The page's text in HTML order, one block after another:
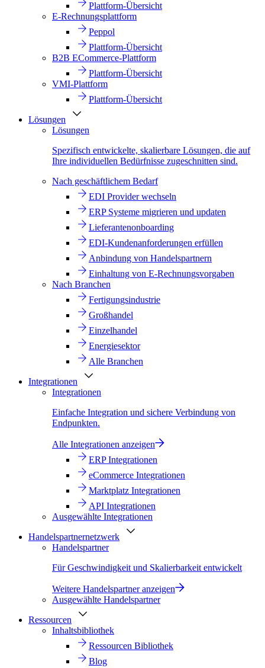
Plattform-Übersicht
E-Rechnungsplattform
Peppol
Plattform-Übersicht
B2B ECommerce-Plattform
Plattform-Übersicht
VMI-Plattform
Plattform-Übersicht
Lösungen
Lösungen
Spezifisch entwickelte, skalierbare Lösungen, die auf
Ihre individuellen Bedürfnisse zugeschnitten sind.
Nach geschäftlichem Bedarf
EDI Provider wechseln
ERP Systeme migrieren und updaten
Lieferantenonboarding
EDI-Kundenanforderungen erfüllen
Anbindung von Handelspartnern
Einhaltung von E-Rechnungsvorgaben
Nach Branchen
Fertigungsindustrie
Großhandel
Einzelhandel
Energiesektor
Alle Branchen
Integrationen
Integrationen
Einfache Integration und sichere Verbindung von
Endpunkten.
Alle Integrationen anzeigen
ERP Integrationen
eCommerce Integrationen
Marktplatz Integrationen
API Integrationen
Ausgewählte Integrationen
Handelspartnernetzwerk
Handelspartner
Für Geschwindigkeit und Skalierbarkeit entwickelt
Weitere Handelspartner anzeigen
Ausgewählte Handelspartner
Ressourcen
Inhaltsbibliothek
Ressourcen Bibliothek
Blog